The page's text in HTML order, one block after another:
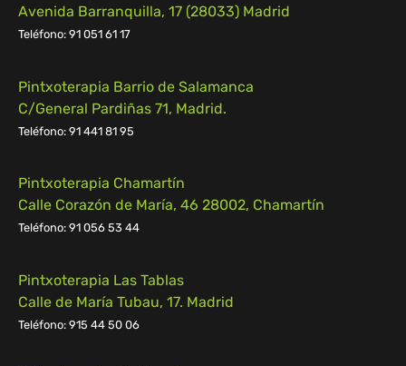
Avenida Barranquilla, 17 (28033) Madrid
Teléfono: 91 051 61 17
Pintxoterapia Barrio de Salamanca
C/General Pardiñas 71, Madrid.
Teléfono: 91 441 81 95
Pintxoterapia Chamartín
Calle Corazón de María, 46 28002, Chamartín
Teléfono: 91 056 53 44
Pintxoterapia Las Tablas
Calle de María Tubau, 17. Madrid
Teléfono: 915 44 50 06